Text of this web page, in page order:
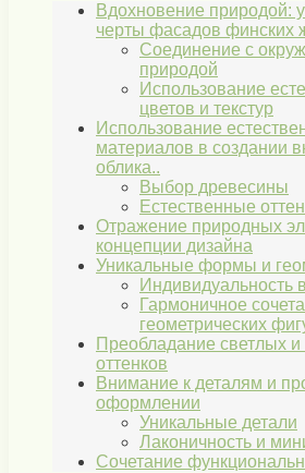
Вдохновение природой:
черты фасадов финских
Соединение с
природой
Использование
цветов и текстур
Использование
материалов в создании
облика..
Выбор древесины
Естественные
Отражение природных
концепции дизайна
Уникальные формы и
Индивидуальность
Гармоничное
геометрических
Преобладание светлых
оттенков
Внимание к деталям и
оформлении
Уникальные детали
Лаконичность и
Сочетание